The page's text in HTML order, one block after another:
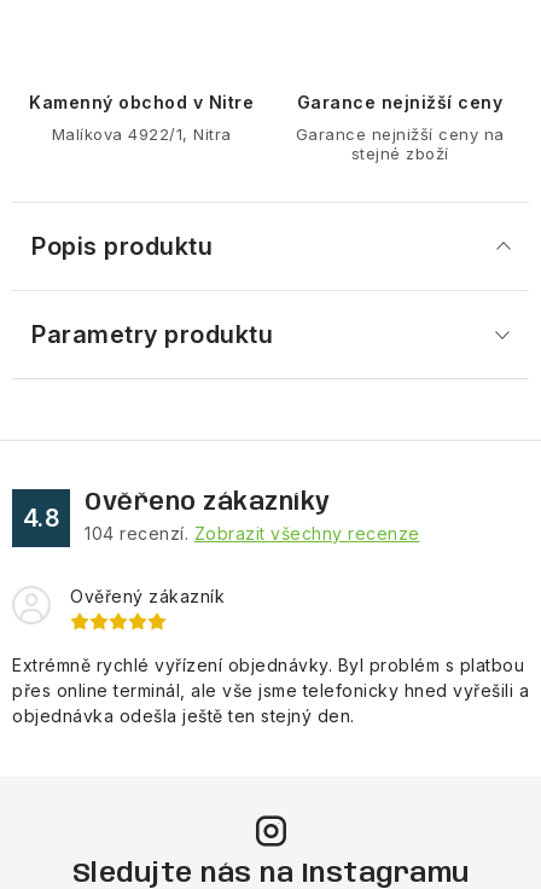
Kamenný obchod v Nitre
Malíkova 4922/1, Nitra
Garance nejnižší ceny
Garance nejnižší ceny na
stejné zboží
Popis produktu
Parametry produktu
4.8
Ověřeno zákazníky
104 recenzí. Zobrazit všechny recenze
Ověřený zákazník
Extrémně rychlé vyřízení objednávky. Byl problém s platbou
přes online terminál, ale vše jsme telefonicky hned vyřešili a
objednávka odešla ještě ten stejný den.
Sledujte nás na Instagramu